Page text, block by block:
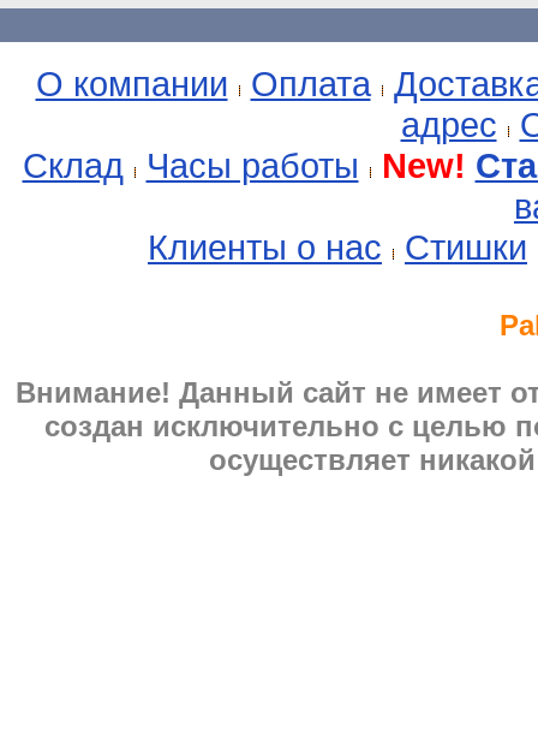
О компании Оплата
адрес
Склад
Часы работы New!
Клиенты о нас
Стишки
Внимание! Данный сайт не имеет
создан исключительно с целью
осуществляет